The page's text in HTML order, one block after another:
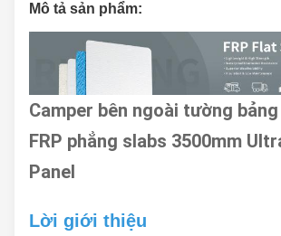
Mô tả sản phẩm:
Camper bên ngoài tường
FRP phẳng slabs 3500mm
Panel
Lời giới thiệu